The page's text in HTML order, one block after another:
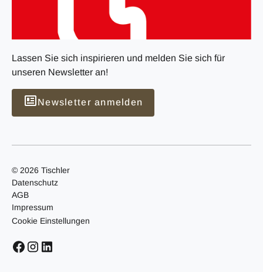
Lassen Sie sich inspirieren und melden Sie sich für
unseren Newsletter an!
Newsletter anmelden
© 2026 Tischler
Datenschutz
AGB
Impressum
Cookie Einstellungen